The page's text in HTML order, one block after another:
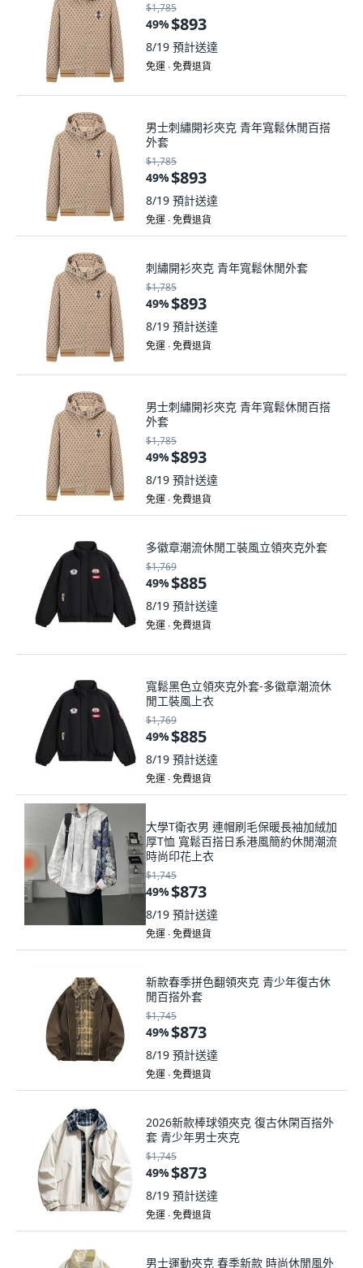
$1,785
49%$893
8/19 預計送達
免運 ∙ 免費退貨
男士刺繡開衫夾克 青年寬鬆休閒百搭
外套
$1,785
49%$893
8/19 預計送達
免運 ∙ 免費退貨
刺繡開衫夾克 青年寬鬆休閒外套
$1,785
49%$893
8/19 預計送達
免運 ∙ 免費退貨
男士刺繡開衫夾克 青年寬鬆休閒百搭
外套
$1,785
49%$893
8/19 預計送達
免運 ∙ 免費退貨
多徽章潮流休閒工裝風立領夾克外套
$1,769
49%$885
8/19 預計送達
免運 ∙ 免費退貨
寬鬆黑色立領夾克外套-多徽章潮流休
閒工裝風上衣
$1,769
49%$885
8/19 預計送達
免運 ∙ 免費退貨
大學T衛衣男 連帽刷毛保暖長袖加絨加
厚T恤 寬鬆百搭日系港風簡約休閒潮流
時尚印花上衣
$1,745
49%$873
8/19 預計送達
免運 ∙ 免費退貨
新款春季拼色翻領夾克 青少年復古休
閒百搭外套
$1,745
49%$873
8/19 預計送達
免運 ∙ 免費退貨
2026新款棒球領夾克 復古休閑百搭外
套 青少年男士夾克
$1,745
49%$873
8/19 預計送達
免運 ∙ 免費退貨
男士運動夾克 春季新款 時尚休閒風外